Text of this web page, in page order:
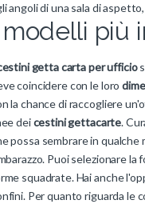
angoli di una sala di
modelli più
getta carta per ufficio
coincidere con le loro
la chance di raccogliere
deicestini gettacarte.
possa sembrare in
Puoi selezionare
squadrate. Hai anche
Per quanto riguarda le